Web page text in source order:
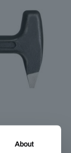
preciso del
About